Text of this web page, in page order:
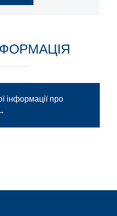
інформації про